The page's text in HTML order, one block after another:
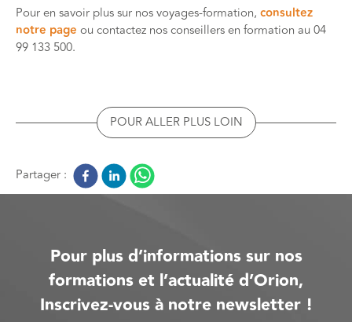
Pour en savoir plus sur nos voyages-formation, consultez
notre page ou contactez nos conseillers en formation au 04
99 133 500.
POUR ALLER PLUS LOIN
Partager :
Pour plus d’informations sur nos
formations et l’actualité d’Orion,
Inscrivez-vous à notre newsletter !